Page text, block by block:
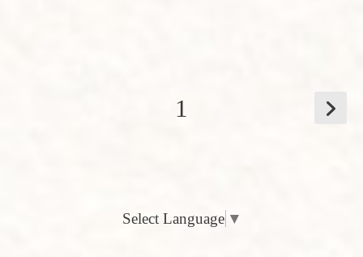
1
Select Language ▼